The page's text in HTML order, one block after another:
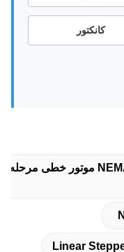
کانکتور
Linear